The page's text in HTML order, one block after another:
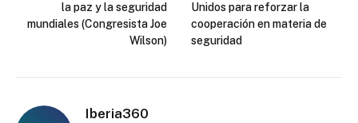
la paz y la seguridad
mundiales (Congresista Joe
Wilson)
Unidos para reforzar la
cooperación en materia de
seguridad
Iberia360